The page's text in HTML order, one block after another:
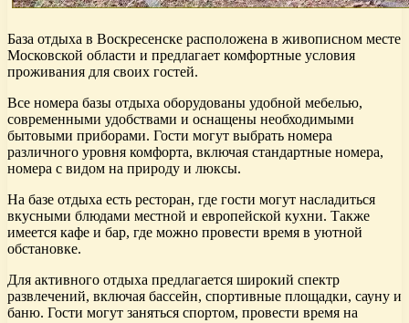
База отдыха в Воскресенске расположена в живописном месте
Московской области и предлагает комфортные условия
проживания для своих гостей.
Все номера базы отдыха оборудованы удобной мебелью,
современными удобствами и оснащены необходимыми
бытовыми приборами. Гости могут выбрать номера
различного уровня комфорта, включая стандартные номера,
номера с видом на природу и люксы.
На базе отдыха есть ресторан, где гости могут насладиться
вкусными блюдами местной и европейской кухни. Также
имеется кафе и бар, где можно провести время в уютной
обстановке.
Для активного отдыха предлагается широкий спектр
развлечений, включая бассейн, спортивные площадки, сауну и
баню. Гости могут заняться спортом, провести время на